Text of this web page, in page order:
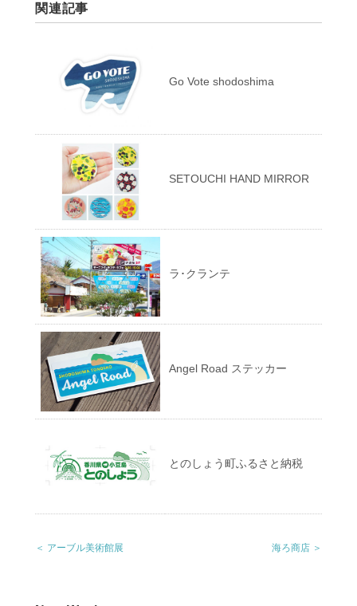
関連記事
Go Vote shodoshima
SETOUCHI HAND MIRROR
ラ･クランテ
Angel Road ステッカー
とのしょう町ふるさと納税
＜ アーブル美術館展 海ろ商店 ＞